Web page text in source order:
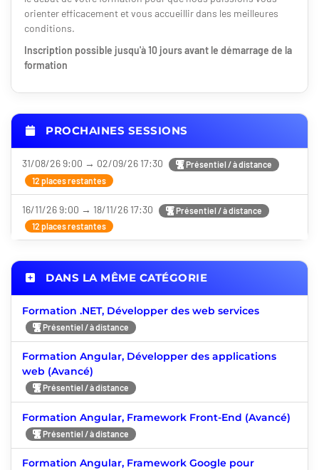
orienter efficacement et vous accueillir dans les meilleures
conditions.
Inscription possible jusqu'à 10 jours avant le démarrage de la
formation
PROCHAINES SESSIONS
31/08/26 9:00 → 02/09/26 17:30
Présentiel / à distance
12 places restantes
16/11/26 9:00 → 18/11/26 17:30
Présentiel / à distance
12 places restantes
DANS LA MÊME CATÉGORIE
Formation .NET, Développer des web services
Présentiel / à distance
Formation Angular, Développer des applications
web (Avancé)
Présentiel / à distance
Formation Angular, Framework Front-End (Avancé)
Présentiel / à distance
Formation Angular, Framework Google pour